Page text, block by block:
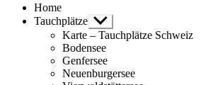
Home
Tauchplätze Untermenü
anzeigen
Karte – Tauchplätze Schweiz
Bodensee
Genfersee
Neuenburgersee